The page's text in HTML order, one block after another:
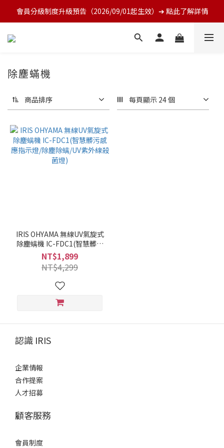
會員分級制度升級預告（2026/09/01起生效）➔ 點此了解詳情
除塵蟎機
商品排序 每頁顯示 24 個
IRIS OHYAMA 無線UV氣旋式
除塵螨機 IC-FDC1(智慧髒污
感應指示燈/除塵除螨/UV紫
外線殺菌燈)
NT$1,899
NT$4,299
認識 IRIS
企業情報
合作提案
人才招募
顧客服務
會員制度